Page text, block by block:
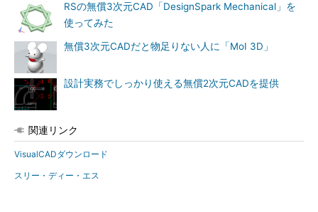
RSの無償3次元CAD「DesignSpark Mechanical」を
使ってみた
無償3次元CADだと物足りない人に「MoI 3D」
設計実務でしっかり使える無償2次元CADを提供
関連リンク
VisualCADダウンロード
スリー・ディー・エス